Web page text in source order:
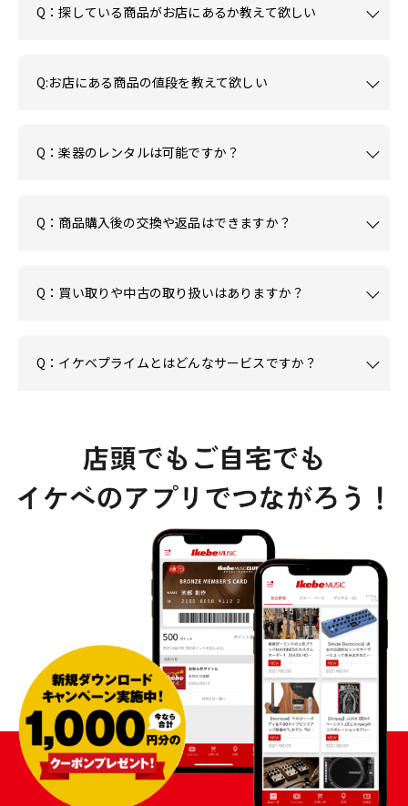
Q：探している商品がお店にあるか教えて欲しい
Q:お店にある商品の値段を教えて欲しい
Q：楽器のレンタルは可能ですか？
Q：商品購入後の交換や返品はできますか？
Q：買い取りや中古の取り扱いはありますか？
Q：イケベプライムとはどんなサービスですか？